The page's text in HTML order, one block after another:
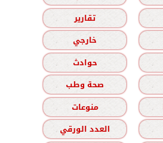
تقارير
خارجي
حوادث
صحة وطب
منوعات
العدد الورقي